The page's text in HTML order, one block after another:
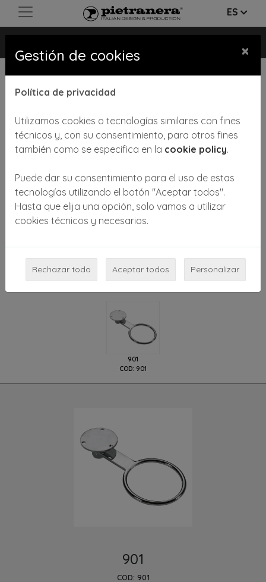
ES
Soporte articulado cromado para secador de pel
Modelos disponibles
901
COD: 901
901
COD: 901
Gestión de cookies ×
Política de privacidad
Utilizamos cookies o tecnologías similares con fines
técnicos y, con su consentimiento, para otros fines
también como se especifica en la cookie policy.
Puede dar su consentimiento para el uso de estas
tecnologías utilizando el botón "Aceptar todos".
Hasta que elija una opción, solo vamos a utilizar
cookies técnicos y necesarios.
Rechazar todo Aceptar todos Personalizar